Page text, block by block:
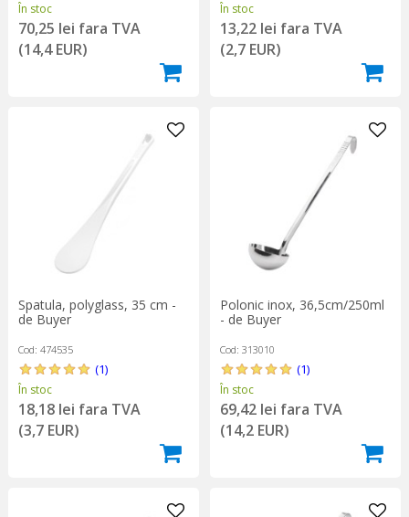
În stoc
70,25 lei fara TVA
(14,4 EUR)
În stoc
13,22 lei fara TVA
(2,7 EUR)
Spatula, polyglass, 35 cm -
de Buyer
Cod: 474535
(1)
În stoc
18,18 lei fara TVA
(3,7 EUR)
Polonic inox, 36,5cm/250ml
- de Buyer
Cod: 313010
(1)
În stoc
69,42 lei fara TVA
(14,2 EUR)